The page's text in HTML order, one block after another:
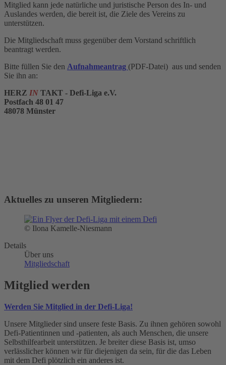
Mitglied kann jede natürliche und juristische Person des In- und
Auslandes werden, die bereit ist, die Ziele des Vereins zu
unterstützen.
Die Mitgliedschaft muss gegenüber dem Vorstand schriftlich
beantragt werden.
Bitte füllen Sie den Aufnahmeantrag (PDF-Datei) aus und senden
Sie ihn an:
HERZ IN TAKT - Defi-Liga e.V.
Postfach 48 01 47
48078 Münster
Aktuelles zu unseren Mitgliedern:
© Ilona Kamelle-Niesmann
Details
Über uns
Mitgliedschaft
Mitglied werden
Werden Sie Mitglied in der Defi-Liga!
Unsere Mitglieder sind unsere feste Basis. Zu ihnen gehören sowohl
Defi-Patientinnen und -patienten, als auch Menschen, die unsere
Selbsthilfearbeit unterstützen. Je breiter diese Basis ist, umso
verlässlicher können wir für diejenigen da sein, für die das Leben
mit dem Defi plötzlich ein anderes ist.